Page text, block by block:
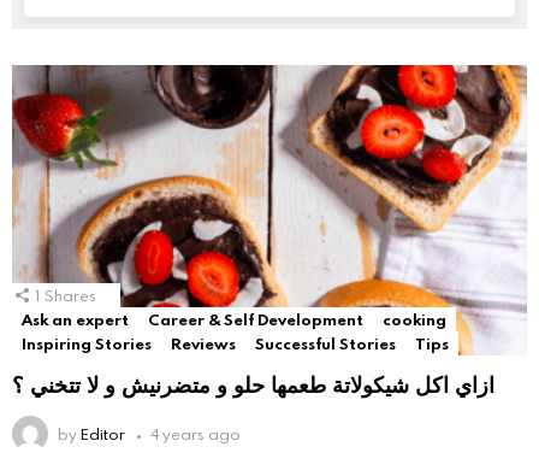
1 Shares
Ask an expert
Career & Self Development
cooking
Inspiring Stories
Reviews Successful Stories Tips
ازاي اكل شيكولاتة طعمها حلو و متضرنيش و لا تتخني ؟
byEditor 4 years ago